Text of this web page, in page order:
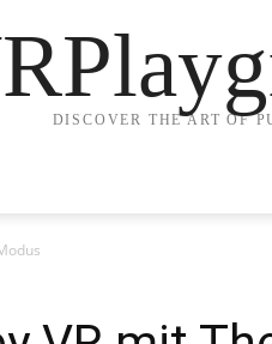
DISCOVER THE ART OF